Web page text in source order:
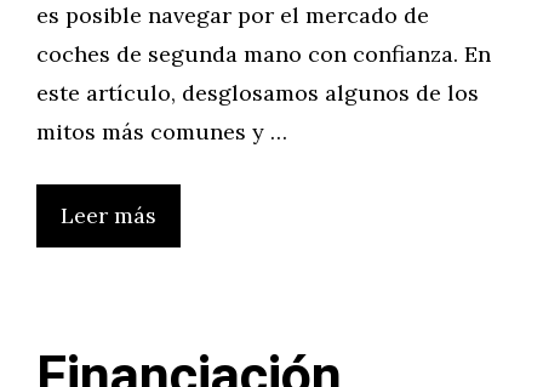
es posible navegar por el mercado de
coches de segunda mano con confianza. En
este artículo, desglosamos algunos de los
mitos más comunes y …
Leer más